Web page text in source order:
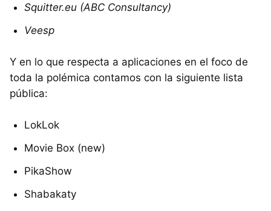
Squitter.eu (ABC Consultancy)
Veesp
Y en lo que respecta a aplicaciones en el foco de
toda la polémica contamos con la siguiente lista
pública:
LokLok
Movie Box (new)
PikaShow
Shabakaty